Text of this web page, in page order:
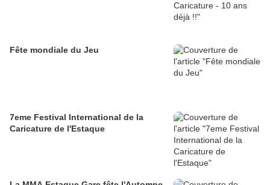
Fête mondiale du Jeu
7eme Festival International de la
Caricature de l'Estaque